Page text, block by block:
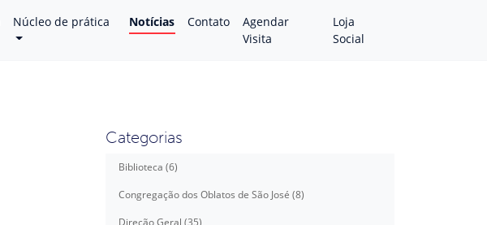
Núcleo de prática Notícias Contato
Agendar
Visita
Loja
Social
Categorias
Biblioteca (6)
Congregação dos Oblatos de São José (8)
Direção Geral (35)